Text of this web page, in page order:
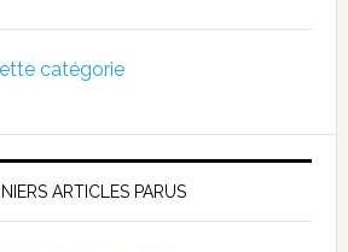
catégorie
ARTICLES PARUS